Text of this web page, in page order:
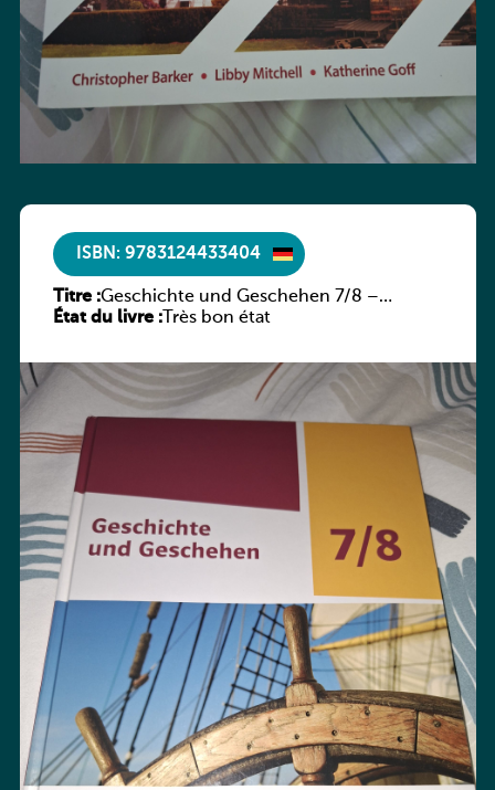
ISBN: 9783124433404
Titre :Geschichte und Geschehen 7/8 –
Rheinland-Pfalz
État du livre :Très bon état